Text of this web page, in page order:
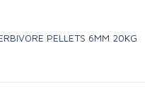
PELLETS 6MM 20KG